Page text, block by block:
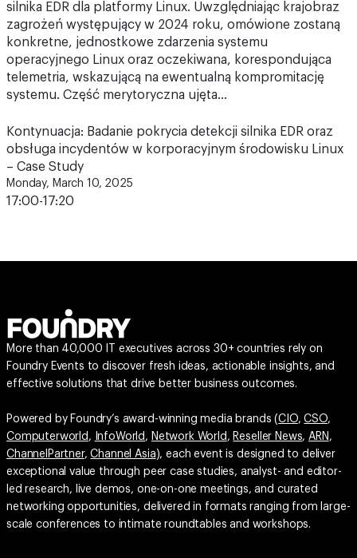
silnika EDR dla platformy Linux. Uwzględniając krajobraz
zagrożeń występujący w 2024 roku, omówione zostaną
konkretne, jednostkowe zdarzenia systemu
operacyjnego Linux oraz oczekiwana, korespondująca
telemetria, wskazującą na ewentualną kompromitację
systemu. Część merytoryczna ujęta…
Kontynuacja: Badanie pokrycia detekcji silnika EDR oraz
obsługa incydentów w korporacyjnym środowisku Linux
– Case Study
Monday, March 10, 2025
17:00-17:20
More than 40,000 IT executives across 30+ countries rely on
Foundry Events to discover fresh ideas, actionable insights, and
effective solutions that drive better business outcomes.
Powered by Foundry’s award-winning media brands (CIO,CSO,
Computerworld , InfoWorld , Network World , Reseller News,ARN ,
ChannelPartner,Channel Asia), each event is designed to deliver
exceptional value through peer case studies, analyst- and editor-
led research, live demos, one-on-one meetings, and curated
networking opportunities, delivered in formats ranging from large-
scale conferences to intimate roundtables and workshops.